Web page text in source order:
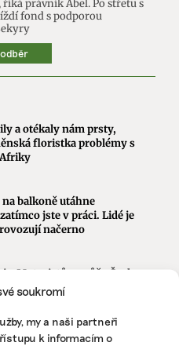
soukromí
my a naši partneři
k informacím o
právník Abel. Po střetu s
fond s podporou
a otékaly nám prsty,
floristka problémy s
balkoně utáhne
jste v práci. Lidé je
načerno
a Motoristům může Česko
miliard. Ve hře jsou
i povolenky